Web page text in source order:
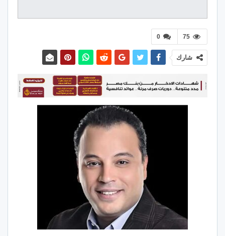
0 75
شارك